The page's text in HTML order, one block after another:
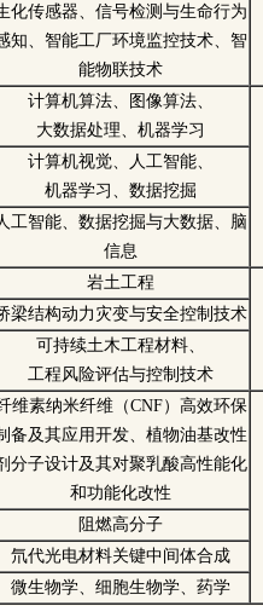
化传感器、信号检测与生命行为
知、智能工厂环境监控技术、智
能物联技术
计算机算法、图像算法、
大数据处理、机器学习
计算机视觉、人工智能、
机器学习、数据挖掘
工智能、数据挖掘与大数据、脑
信息
岩土工程
梁结构动力灾变与安全控制技术
可持续土木工程材料、
工程风险评估与控制技术
维素纳米纤维（CNF）高效环保
备及其应用开发、植物油基改性
分子设计及其对聚乳酸高性能化
和功能化改性
阻燃高分子
氘代光电材料关键中间体合成
微生物学、细胞生物学、药学